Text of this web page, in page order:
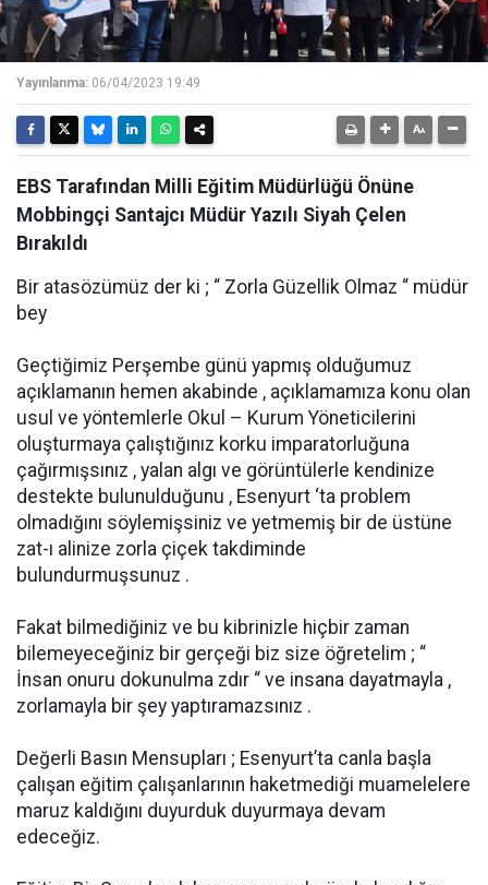
Yayınlanma: 06/04/2023 19:49
EBS Tarafından Milli Eğitim Müdürlüğü Önüne
Mobbingçi Santajcı Müdür Yazılı Siyah Çelen
Bırakıldı
Bir atasözümüz der ki ; “ Zorla Güzellik Olmaz “ müdür
bey
Geçtiğimiz Perşembe günü yapmış olduğumuz
açıklamanın hemen akabinde , açıklamamıza konu olan
usul ve yöntemlerle Okul – Kurum Yöneticilerini
oluşturmaya çalıştığınız korku imparatorluğuna
çağırmışsınız , yalan algı ve görüntülerle kendinize
destekte bulunulduğunu , Esenyurt ‘ta problem
olmadığını söylemişsiniz ve yetmemiş bir de üstüne
zat-ı alinize zorla çiçek takdiminde
bulundurmuşsunuz .
Fakat bilmediğiniz ve bu kibrinizle hiçbir zaman
bilemeyeceğiniz bir gerçeği biz size öğretelim ; “
İnsan onuru dokunulma zdır “ ve insana dayatmayla ,
zorlamayla bir şey yaptıramazsınız .
Değerli Basın Mensupları ; Esenyurt’ta canla başla
çalışan eğitim çalışanlarının haketmediği muamelelere
maruz kaldığını duyurduk duyurmaya devam
edeceğiz.